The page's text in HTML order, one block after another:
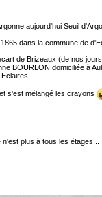
aujourd'hui Seuil
dans la commune de
de Brizeaux (de nos
BOURLON domiciliée à
s'est mélangé les crayons
plus à tous les étages...